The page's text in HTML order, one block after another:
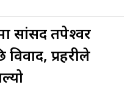
सांसद तपेश्वर
प्रहरीले